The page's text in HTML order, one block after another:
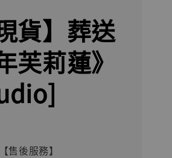
貨】葬送
芙莉蓮》
後服務】